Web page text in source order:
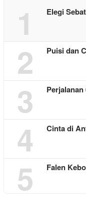
1 Elegi
2 Puisi dan
3
4 Cinta di
5 Falen